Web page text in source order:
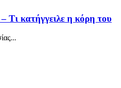
Τι κατήγγειλε η κόρη του